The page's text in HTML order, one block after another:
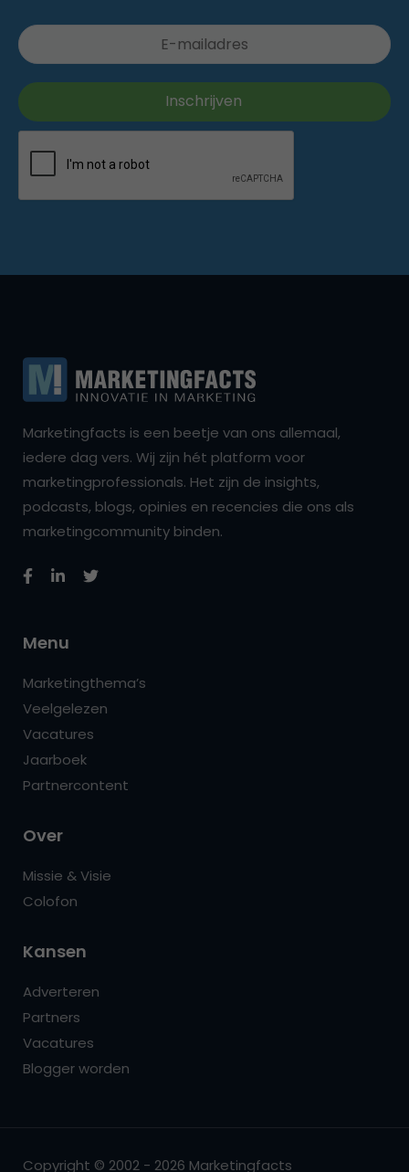
Marketingfacts is een beetje van ons allemaal,
iedere dag vers. Wij zijn hét platform voor
marketingprofessionals. Het zijn de insights,
podcasts, blogs, opinies en recencies die ons als
marketingcommunity binden.
Menu
Marketingthema’s
Veelgelezen
Vacatures
Jaarboek
Partnercontent
Over
Missie & Visie
Colofon
Kansen
Adverteren
Partners
Vacatures
Blogger worden
Copyright © 2002 - 2026 Marketingfacts